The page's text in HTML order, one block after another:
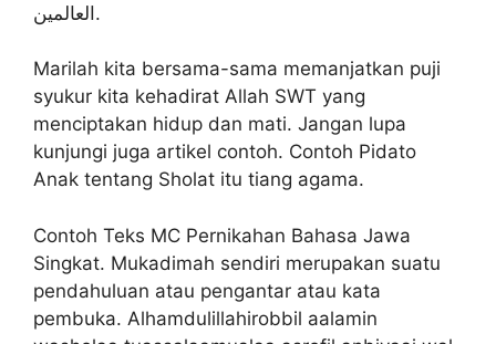
العالمين.
Marilah kita bersama-sama memanjatkan puji
syukur kita kehadirat Allah SWT yang
menciptakan hidup dan mati. Jangan lupa
kunjungi juga artikel contoh. Contoh Pidato
Anak tentang Sholat itu tiang agama.
Contoh Teks MC Pernikahan Bahasa Jawa
Singkat. Mukadimah sendiri merupakan suatu
pendahuluan atau pengantar atau kata
pembuka. Alhamdulillahirobbil aalamin